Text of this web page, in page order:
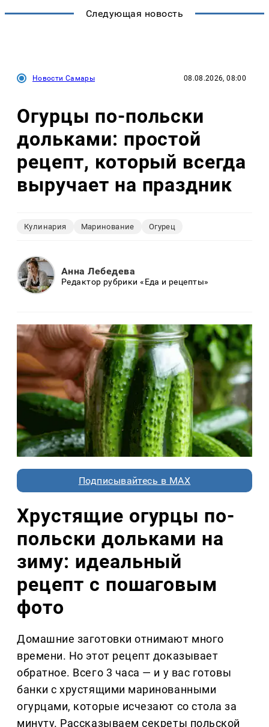
Следующая новость
Новости Самары 08.08.2026, 08:00
Огурцы по‑польски
дольками: простой
рецепт, который всегда
выручает на праздник
Кулинария Маринование Огурец
Анна Лебедева
Редактор рубрики «Еда и рецепты»
Подписывайтесь в MAX
Хрустящие огурцы по-
польски дольками на
зиму: идеальный
рецепт с пошаговым
фото
Домашние заготовки отнимают много
времени. Но этот рецепт доказывает
обратное. Всего 3 часа — и у вас готовы
банки с хрустящими маринованными
огурцами, которые исчезают со стола за
минуту. Рассказываем секреты польской